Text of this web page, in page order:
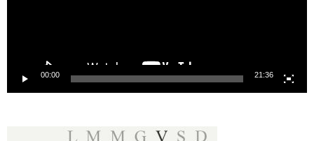
00:00 21:36